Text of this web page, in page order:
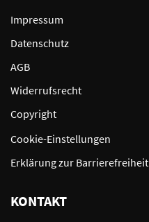
Impressum
Datenschutz
AGB
Widerrufsrecht
Copyright
Cookie-Einstellungen
Erklärung zur Barrierefreiheit
KONTAKT